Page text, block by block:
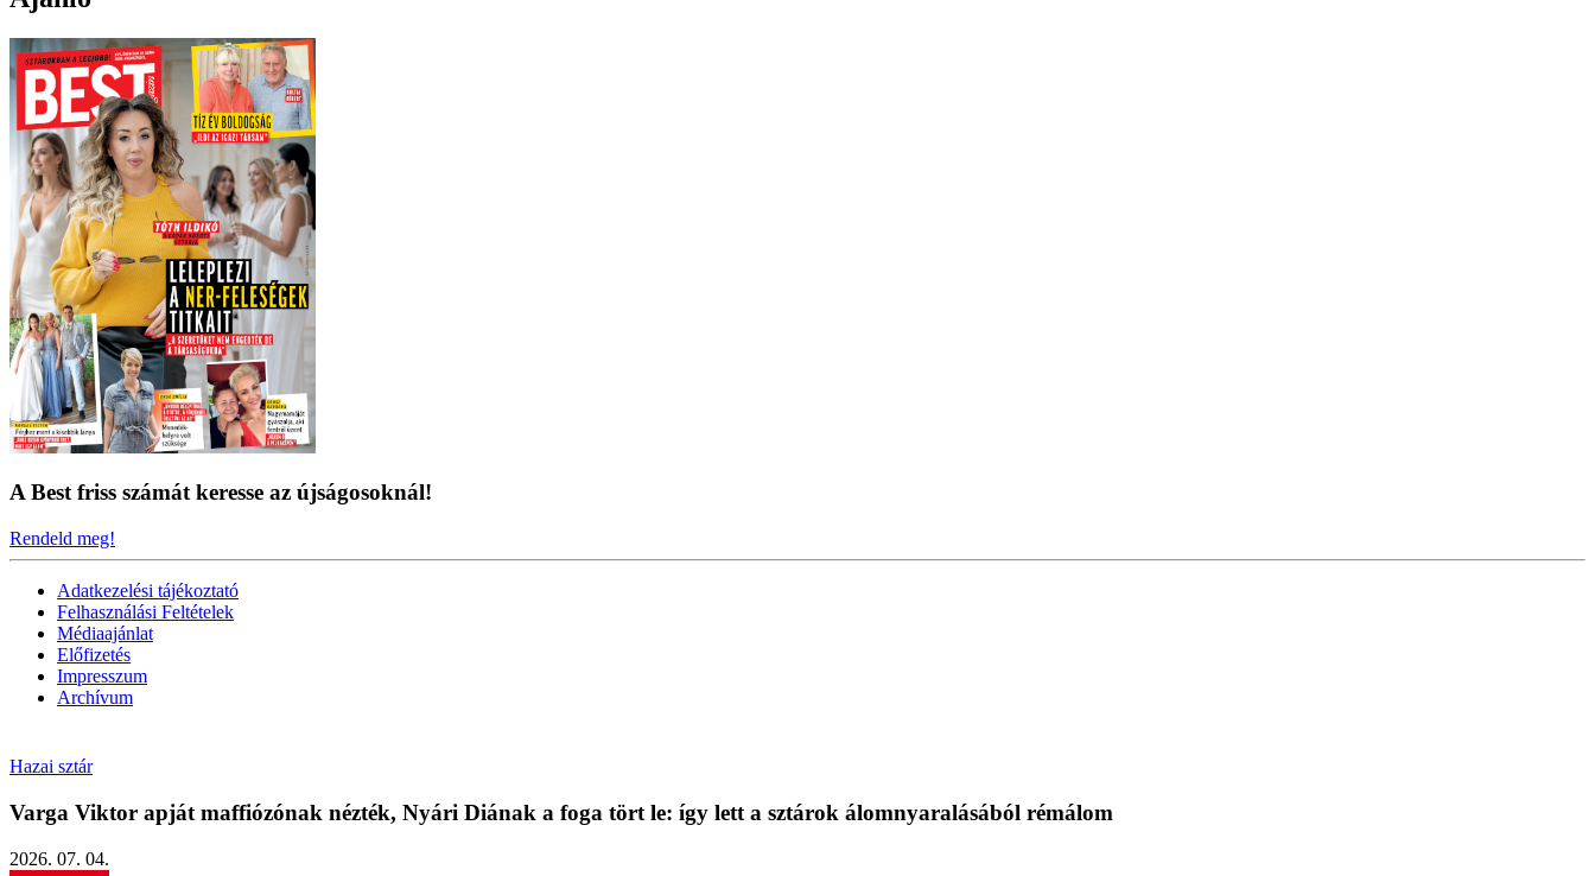
A Best friss számát keresse az újságosoknál!
Rendeld meg!
Adatkezelési tájékoztató
Felhasználási Feltételek
Médiaajánlat
Előfizetés
Impresszum
Archívum
Hazai sztár
Varga Viktor apját maffiózónak nézték, Nyári Diának a foga tört le: így lett a sztárok álomnyaralásából rémálom
2026. 07. 04.